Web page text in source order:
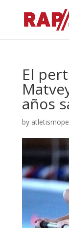
El
años
by